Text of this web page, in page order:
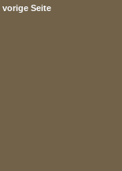
vorige Seite